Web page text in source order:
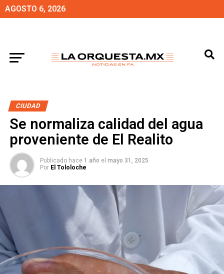
AGOSTO 6, 2026
CIUDAD
Se normaliza calidad del agua
proveniente de El Realito
Publicado hace 1 año el mayo 31, 2025
Por El Tololoche